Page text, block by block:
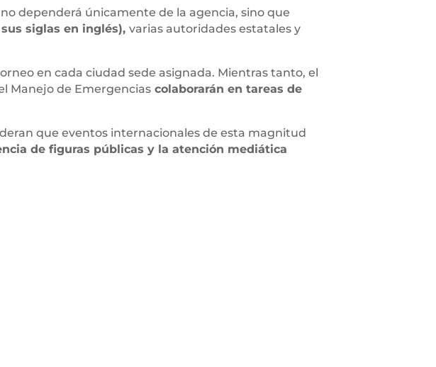
dependerá únicamente de la agencia, sino que
siglas en inglés),varias autoridades estatales y
en cada ciudad sede asignada. Mientras tanto, el
Manejo de Emergencias colaborarán en tareas de
que eventos internacionales de esta magnitud
de figuras públicas y la atención mediática